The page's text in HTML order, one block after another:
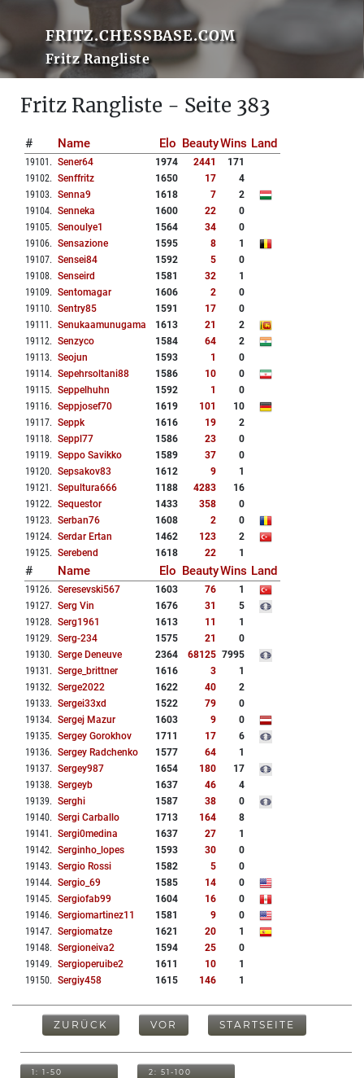
FRITZ.CHESSBASE.COM
Fritz Rangliste
Fritz Rangliste - Seite 383
# Name Elo BeautyWins Land
19101 . Sener64 1974 2441
171
19102. Senffritz 1650 17
4
19103. Senna9 1618 7
2
19104. Senneka 1600 22
0
19105. Senoulye1 1564 34
0
19106. Sensazione 1595 8
1
19107. Sensei84 1592 5
0
19108. Senseird 1581 32
1
19109. Sentomagar 1606 2
0
19110. Sentry85 1591 17
0
19111 . Senukaamunugama 1613 21
2
19112. Senzyco 1584 64
2
19113. Seojun 1593 1
0
19114. Sepehrsoltani88 1586 10
0
19115. Seppelhuhn 1592 1
0
19116. Seppjosef70 1619 101
10
19117. Seppk 1616 19
2
19118. Seppl77 1586 23
0
19119. Seppo Savikko 1589 37
0
19120. Sepsakov83 1612 9
1
19121 . Sepultura666 1188 4283
16
19122. Sequestor 1433 358
0
19123. Serban76 1608 2
0
19124. Serdar Ertan 1462 123
2
19125. Serebend 1618 22 1
# Name Elo BeautyWins Land
19126. Seresevski567 1603 76
1
19127. Serg Vin 1676 31
5
19128. Serg1961 1613 11
1
19129. Serg-234 1575 21
0
19130. Serge Deneuve 2364 68125 7995
19131 . Serge_brittner 1616 3
1
19132. Serge2022 1622 40
2
19133. Sergei33xd 1522 79
0
19134. Sergej Mazur 1603 9
0
19135. Sergey Gorokhov 1711 17
6
19136. Sergey Radchenko 1577 64
1
19137. Sergey987 1654 180
17
19138. Sergeyb 1637 46
4
19139. Serghi 1587 38
0
19140. Sergi Carballo 1713 164
8
19141 . Sergi0medina 1637 27
1
19142. Serginho_lopes 1593 30
0
19143. Sergio Rossi 1582 5
0
19144. Sergio_69 1585 14
0
19145. Sergiofab99 1604 16
0
19146. Sergiomartinez11 1581 9
0
19147. Sergiomatze 1621 20
1
19148. Sergioneiva2 1594 25
0
19149. Sergioperuibe2 1611 10
1
19150. Sergiy458 1615 146 1
ZURÜCK VOR STARTSEITE
1: 1-50 2: 51-100